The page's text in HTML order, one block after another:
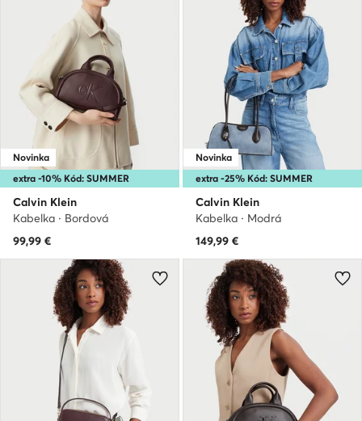
extra -10% Kód: SUMMER
Novinka
Calvin Klein
Kabelka · Bordová
99,99 €
extra -25% Kód: SUMMER
Novinka
Calvin Klein
Kabelka · Modrá
149,99 €